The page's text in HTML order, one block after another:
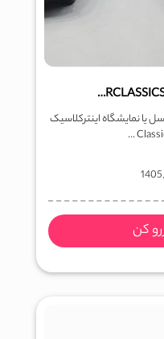
نمایشگاه اتومبیل های کلاسیک INTERCLASSICS
یا نمایشگاه اینترکلاسیک
کن